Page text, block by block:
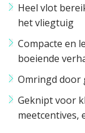
Heel vlot
het vliegtuig
Compacte en
boeiende
Omringd door
Geknipt voor
meetcentives,